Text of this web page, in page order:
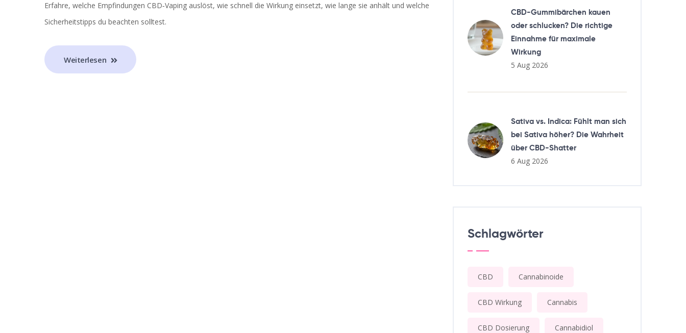
Erfahre, welche Empfindungen CBD‑Vaping auslöst, wie schnell die Wirkung einsetzt, wie lange sie anhält und welche
Sicherheitstipps du beachten solltest.
Weiterlesen
CBD-Gummibärchen kauen
oder schlucken? Die richtige
Einnahme für maximale
Wirkung
5 Aug 2026
Sativa vs. Indica: Fühlt man sich
bei Sativa höher? Die Wahrheit
über CBD-Shatter
6 Aug 2026
Schlagwörter
CBD Cannabinoide
CBD Wirkung Cannabis
CBD Dosierung Cannabidiol